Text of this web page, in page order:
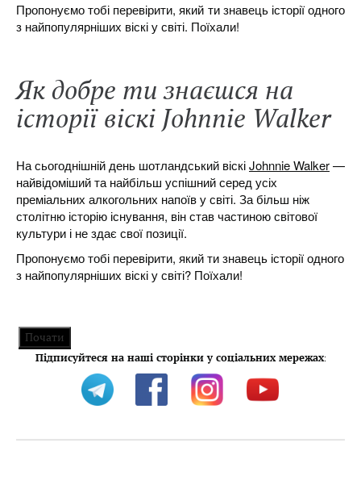
Пропонуємо тобі перевірити, який ти знавець історії одного
з найпопулярніших віскі у світі. Поїхали!
Як добре ти знаєшся на
історії віскі Johnnie Walker
На сьогоднішній день шотландський віскіJohnnie Walker—
найвідоміший та найбільш успішний серед усіх
преміальних алкогольних напоїв у світі. За більш ніж
столітню історію існування, він став частиною світової
культури і не здає свої позиції.
Пропонуємо тобі перевірити, який ти знавець історії одного
з найпопулярніших віскі у світі? Поїхали!
Почати
Підписуйтеся на наші сторінки у соціальних мережах: